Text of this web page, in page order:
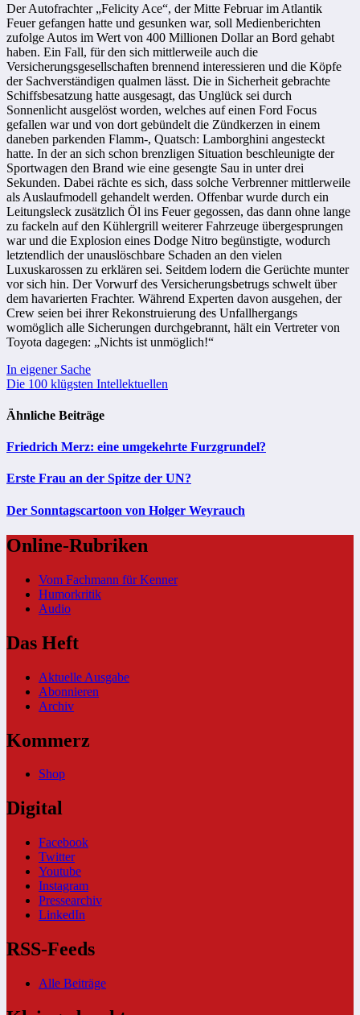
Der Autofrachter „Felicity Ace“, der Mitte Februar im Atlantik
Feuer gefangen hatte und gesunken war, soll Medienberichten
zufolge Autos im Wert von 400 Millionen Dollar an Bord gehabt
haben. Ein Fall, für den sich mittlerweile auch die
Versicherungsgesellschaften brennend interessieren und die Köpfe
der Sachverständigen qualmen lässt. Die in Sicherheit gebrachte
Schiffsbesatzung hatte ausgesagt, das Unglück sei durch
Sonnenlicht ausgelöst worden, welches auf einen Ford Focus
gefallen war und von dort gebündelt die Zündkerzen in einem
daneben parkenden Flamm-, Quatsch: Lamborghini angesteckt
hatte. In der an sich schon brenzligen Situation beschleunigte der
Sportwagen den Brand wie eine gesengte Sau in unter drei
Sekunden. Dabei rächte es sich, dass solche Verbrenner mittlerweile
als Auslaufmodell gehandelt werden. Offenbar wurde durch ein
Leitungsleck zusätzlich Öl ins Feuer gegossen, das dann ohne lange
zu fackeln auf den Kühlergrill weiterer Fahrzeuge übergesprungen
war und die Explosion eines Dodge Nitro begünstigte, wodurch
letztendlich der unauslöschbare Schaden an den vielen
Luxuskarossen zu erklären sei. Seitdem lodern die Gerüchte munter
vor sich hin. Der Vorwurf des Versicherungsbetrugs schwelt über
dem havarierten Frachter. Während Experten davon ausgehen, der
Crew seien bei ihrer Rekonstruierung des Unfallhergangs
womöglich alle Sicherungen durchgebrannt, hält ein Vertreter von
Toyota dagegen: „Nichts ist unmöglich!“
Beitragsnavigation
In eigener Sache
Die 100 klügsten Intellektuellen
Ähnliche Beiträge
Friedrich Merz: eine umgekehrte Furzgrundel?
Erste Frau an der Spitze der UN?
Der Sonntagscartoon von Holger Weyrauch
Online-Rubriken
Vom Fachmann für Kenner
Humorkritik
Audio
Das Heft
Aktuelle Ausgabe
Abonnieren
Archiv
Kommerz
Shop
Digital
Facebook
Twitter
Youtube
Instagram
Pressearchiv
LinkedIn
RSS-Feeds
Alle Beiträge